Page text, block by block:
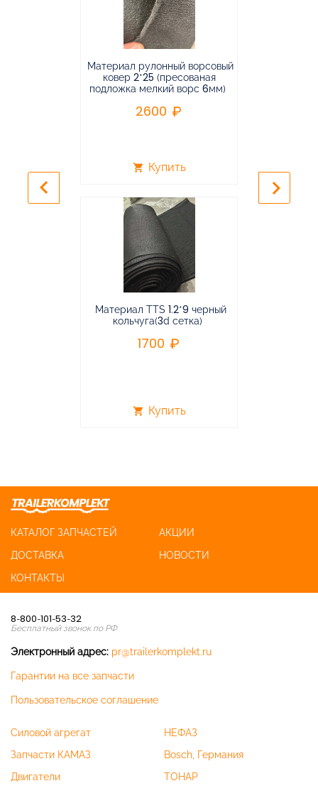
Материал рулонный ворсовый
ковер 2*25 (пресованая
подложка мелкий ворс 6мм)
2600
shopping_cart Купить
Материал TTS 1.2*9 черный
кольчуга(3d сетка)
1700
shopping_cart Купить
keyboard_arrow_left keyboard_arrow_right
КАТАЛОГ ЗАПЧАСТЕЙ
АКЦИИ
ДОСТАВКА
НОВОСТИ
КОНТАКТЫ
8-800-101-53-32
Бесплатный звонок по РФ
Электронный адрес: pr@trailerkomplekt.ru
Гарантии на все запчасти
Пользовательское соглашение
Силовой агрегат
Запчасти КАМАЗ
Двигатели
НЕФАЗ
Bosch, Германия
ТОНАР